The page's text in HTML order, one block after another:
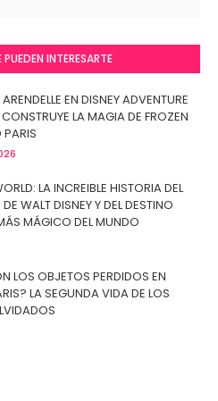
INTERESARTE
EN DISNEY ADVENTURE
LA MAGIA DE FROZEN
PARIS
LA INCREIBLE HISTORIA DEL
WALT DISNEY Y DEL DESTINO
MÁGICO DEL MUNDO
LOS OBJETOS PERDIDOS EN
LA SEGUNDA VIDA DE LOS